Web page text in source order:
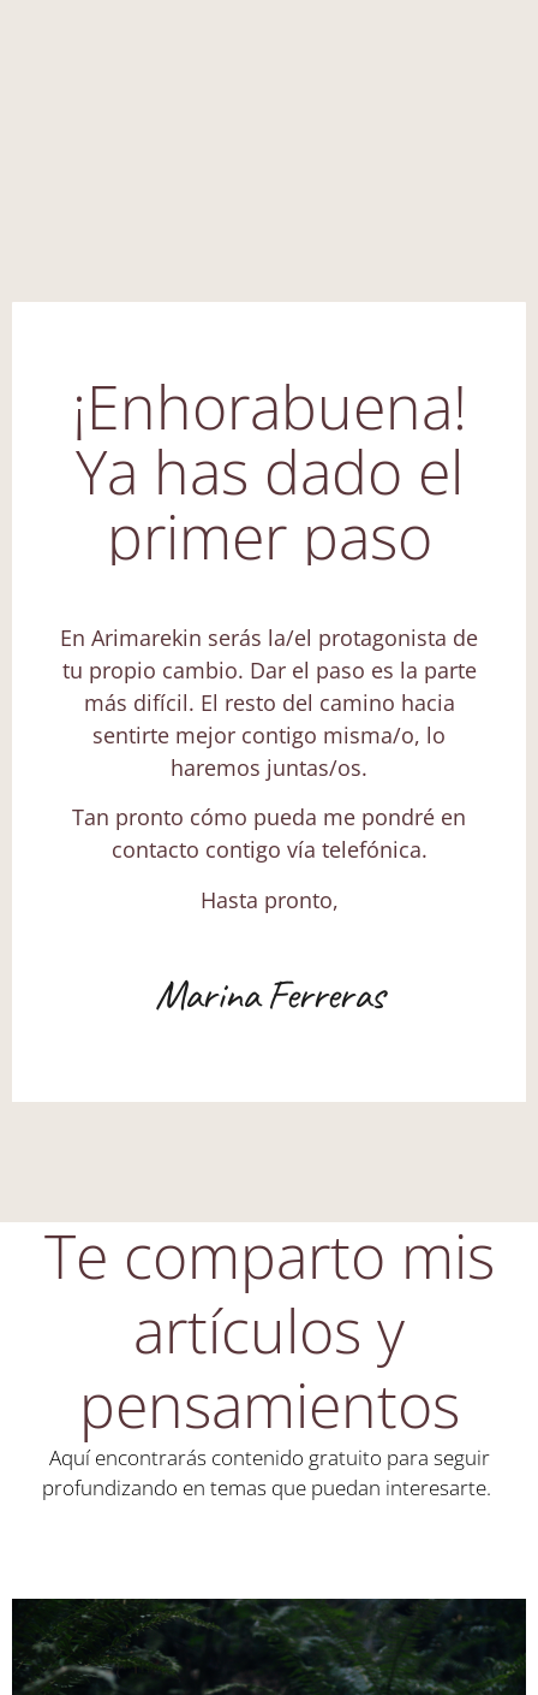
¡Enhorabuena!
Ya has dado el
primer paso
En Arimarekin serás la/el protagonista de
tu propio cambio. Dar el paso es la parte
más difícil. El resto del camino hacia
sentirte mejor contigo misma/o, lo
haremos juntas/os.
Tan pronto cómo pueda me pondré en
contacto contigo vía telefónica.
Hasta pronto,
Marina Ferreras
Te comparto mis
artículos y
pensamientos
Aquí encontrarás contenido gratuito para seguir
profundizando en temas que puedan interesarte.